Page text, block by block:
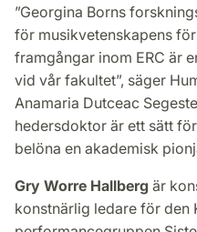
”Georgina Borns
för musikvetenskapens
framgångar inom ERC är
vid vår fakultet”, säger
Anamaria Dutceac
hedersdoktor är ett sätt
belöna en akademisk
Gry Worre Hallberg är
konstnärlig ledare för den